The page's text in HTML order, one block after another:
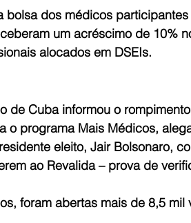
bolsa dos médicos
um acréscimo de 10%
alocados em DSEIs.
de Cuba informou o
o programa Mais Médicos,
eleito, Jair Bolsonaro,
ao Revalida – prova de
foram abertas mais de 8,5 mil